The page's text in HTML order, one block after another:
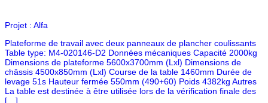
Projet : Alfa
Plateforme de travail avec deux panneaux de plancher coulissants
Table type: M4-020146-D2 Données mécaniques Capacité 2000kg
Dimensions de plateforme 5600x3700mm (Lxl) Dimensions de
châssis 4500x850mm (Lxl) Course de la table 1460mm Durée de
levage 51s Hauteur fermée 550mm (490+60) Poids 4382kg Autres
La table est destinée à être utilisée lors de la vérification finale des
[…]